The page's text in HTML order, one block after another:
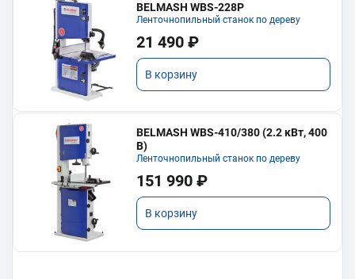
BELMASH WBS-228P
Ленточнопильный станок по дереву
21 490 ₽
В корзину
BELMASH WBS-410/380 (2.2 кВт, 400
В)
Ленточнопильный станок по дереву
151 990 ₽
В корзину